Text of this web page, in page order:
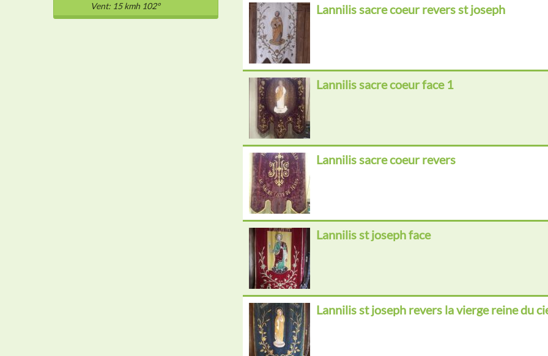
Vent: 15 kmh 102°
Lannilis sacre coeur revers st joseph
Lannilis sacre coeur face 1
Lannilis sacre coeur revers
Lannilis st joseph face
Lannilis st joseph revers la vierge reine du